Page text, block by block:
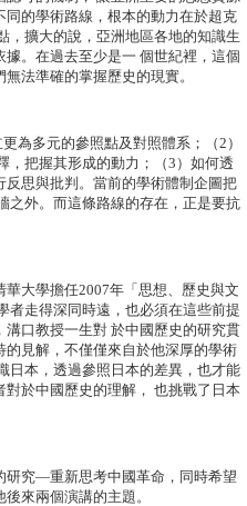
的學術路線，根本的動力在於超克
，擴大的說，亞洲地區各地的知識生
。在過去至少是一 個世紀裡，這個
法準確的掌握歷史的現實。
為多元的參照點及對照體系；（2）
，把握其形成的動力；（3）如何透
思與批判。當前的學術體制企圖把
之外。而這條路線的存在，正是要抗
大學擔任2007年「思想、歷史與文
者走得深同時遠，也必須在這些前提
口教授一生對 於中國歷史的研究貫
見解，不僅僅來自於他深厚的學術
日本，透過參照日本的差異，也才能
於中國歷史的理解， 也挑戰了日本
研究—重新思考中國革命，同時希望
來兩個演講的主題。